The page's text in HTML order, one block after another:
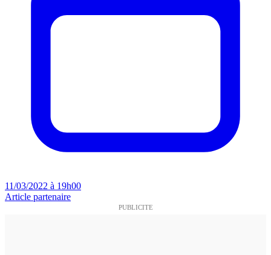
11/03/2022 à 19h00
Article partenaire